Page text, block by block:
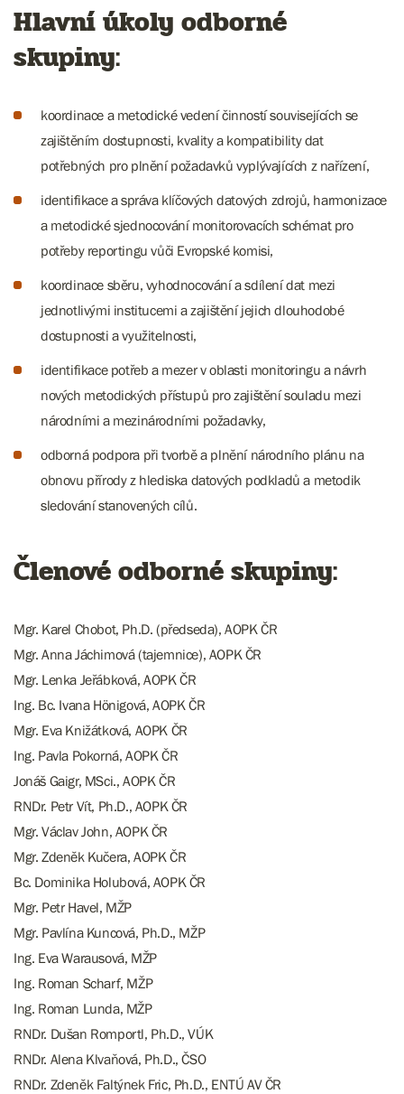
Hlavní úkoly odborné
skupiny:
koordinace a metodické vedení činností souvisejících se
zajištěním dostupnosti, kvality a kompatibility dat
potřebných pro plnění požadavků vyplývajících z nařízení,
identifikace a správa klíčových datových zdrojů, harmonizace
a metodické sjednocování monitorovacích schémat pro
potřeby reportingu vůči Evropské komisi,
koordinace sběru, vyhodnocování a sdílení dat mezi
jednotlivými institucemi a zajištění jejich dlouhodobé
dostupnosti a využitelnosti,
identifikace potřeb a mezer v oblasti monitoringu a návrh
nových metodických přístupů pro zajištění souladu mezi
národními a mezinárodními požadavky,
odborná podpora při tvorbě a plnění národního plánu na
obnovu přírody z hlediska datových podkladů a metodik
sledování stanovených cílů.
Členové odborné skupiny:
Mgr. Karel Chobot, Ph.D. (předseda), AOPK ČR
Mgr. Anna Jáchimová (tajemnice), AOPK ČR
Mgr. Lenka Jeřábková, AOPK ČR
Ing. Bc. Ivana Hönigová, AOPK ČR
Mgr. Eva Knižátková, AOPK ČR
Ing. Pavla Pokorná, AOPK ČR
Jonáš Gaigr, MSci., AOPK ČR
RNDr. Petr Vít, Ph.D., AOPK ČR
Mgr. Václav John, AOPK ČR
Mgr. Zdeněk Kučera, AOPK ČR
Bc. Dominika Holubová, AOPK ČR
Mgr. Petr Havel, MŽP
Mgr. Pavlína Kuncová, Ph.D., MŽP
Ing. Eva Warausová, MŽP
Ing. Roman Scharf, MŽP
Ing. Roman Lunda, MŽP
RNDr. Dušan Romportl, Ph.D., VÚK
RNDr. Alena Klvaňová, Ph.D., ČSO
RNDr. Zdeněk Faltýnek Fric, Ph.D., ENTÚ AV ČR